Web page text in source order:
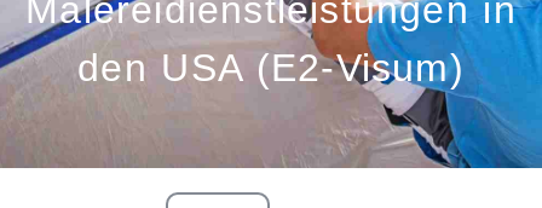
Malereidienstleistungen in
den USA (E2-Visum)